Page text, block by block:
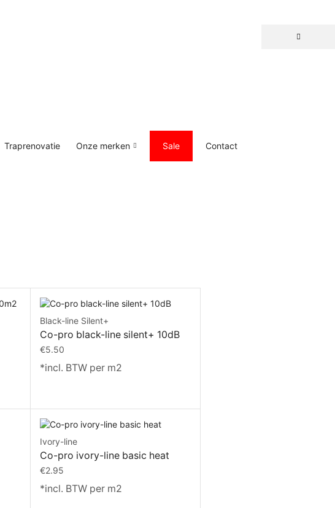
Traprenovatie Onze merken Sale Contact
Black-line Silent+
Co-pro black-line silent+ 10dB
€5.50
*incl. BTW per m2
Ivory-line
Co-pro ivory-line basic heat
€2.95
*incl. BTW per m2